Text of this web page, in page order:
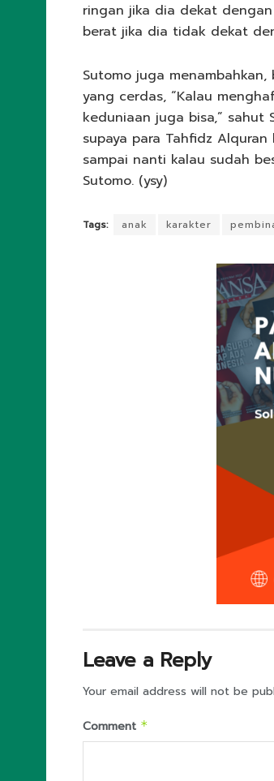
ringan jika dia dekat
berat jika dia tidak dekat
Sutomo juga
yang cerdas, “Kalau
keduniaan juga bisa,” sahut
supaya para Tahfidz
sampai nanti kalau sudah
Sutomo. (ysy)
Tags: anak karakter
Leave a Reply
Your email address will not be
Comment *